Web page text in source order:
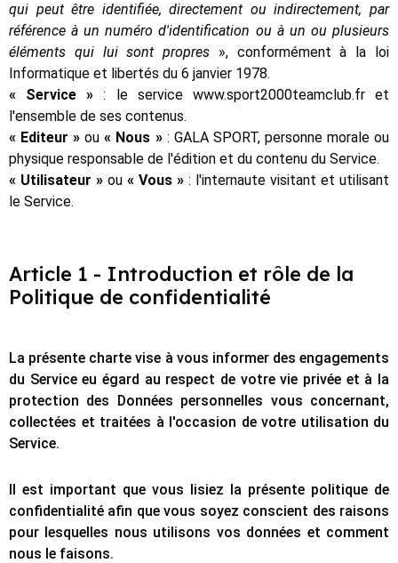
qui peut être identifiée, directement ou indirectement, par
référence à un numéro d'identification ou à un ou plusieurs
éléments qui lui sont propres », conformément à la loi
Informatique et libertés du 6 janvier 1978.
« Service » : le service www.sport2000teamclub.fr et
l'ensemble de ses contenus.
« Editeur » ou« Nous »: GALA SPORT, personne morale ou
physique responsable de l'édition et du contenu du Service.
« Utilisateur » ou « Vous » : l'internaute visitant et utilisant
le Service.
Article 1 - Introduction et rôle de la
Politique de confidentialité
La présente charte vise à vous informer des engagements
du Service eu égard au respect de votre vie privée et à la
protection des Données personnelles vous concernant,
collectées et traitées à l'occasion de votre utilisation du
Service.
Il est important que vous lisiez la présente politique de
confidentialité afin que vous soyez conscient des raisons
pour lesquelles nous utilisons vos données et comment
nous le faisons.